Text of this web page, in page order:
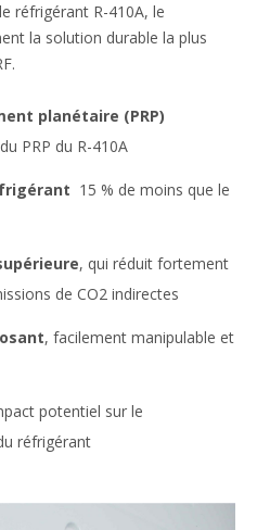
réfrigérant R-410A, le
la solution durable la plus
planétaire (PRP)
PRP du R-410A
15 % de moins que le
, qui réduit fortement
de CO2 indirectes
, facilement manipulable et
potentiel sur le
réfrigérant